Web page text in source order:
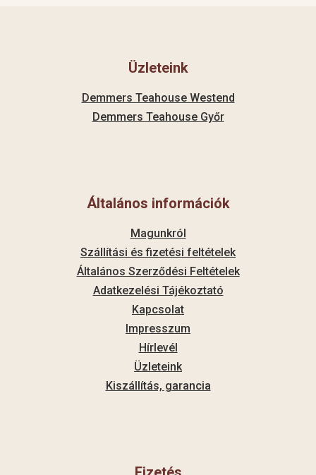
Üzleteink
Demmers Teahouse Westend
Demmers Teahouse Győr
Általános információk
Magunkról
Szállítási és fizetési feltételek
Általános Szerződési Feltételek
Adatkezelési Tájékoztató
Kapcsolat
Impresszum
Hírlevél
Üzleteink
Kiszállítás, garancia